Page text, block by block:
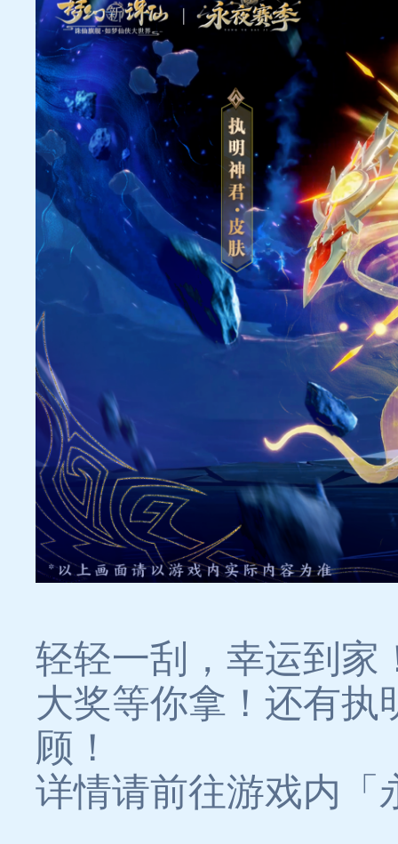
轻轻一刮，幸运到家
大奖等你拿！还有执
顾！
详情请前往游戏内「